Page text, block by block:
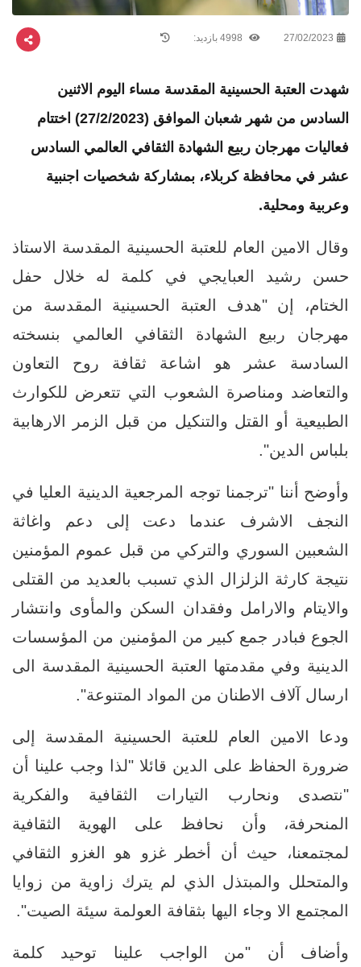
27/02/2023
شهدت العتبة الحسينية المقدسة مساء اليوم الاثنين
السادس من شهر شعبان الموافق (27/2/2023) اختتام
فعاليات مهرجان ربيع الشهادة الثقافي العالمي السادس
عشر في محافظة كربلاء، بمشاركة شخصيات اجنبية
وعربية ومحلية.
وقال الامين العام للعتبة الحسينية المقدسة الاستاذ
حسن رشيد العبايجي في كلمة له خلال حفل
الختام، إن "هدف العتبة الحسينية المقدسة من
مهرجان ربيع الشهادة الثقافي العالمي بنسخته
السادسة عشر هو اشاعة ثقافة روح التعاون
والتعاضد ومناصرة الشعوب التي تتعرض للكوارث
الطبيعية أو القتل والتنكيل من قبل الزمر الارهابية
بلباس الدين".
وأوضح أننا "ترجمنا توجه المرجعية الدينية العليا في
النجف الاشرف عندما دعت إلى دعم واغاثة
الشعبين السوري والتركي من قبل عموم المؤمنين
نتيجة كارثة الزلزال الذي تسبب بالعديد من القتلى
والايتام والارامل وفقدان السكن والمأوى وانتشار
الجوع فبادر جمع كبير من المؤمنين من المؤسسات
الدينية وفي مقدمتها العتبة الحسينية المقدسة الى
ارسال آلاف الاطنان من المواد المتنوعة".
ودعا الامين العام للعتبة الحسينية المقدسة إلى
ضرورة الحفاظ على الدين قائلا "لذا وجب علينا أن
"نتصدى ونحارب التيارات الثقافية والفكرية
المنحرفة، وأن نحافظ على الهوية الثقافية
لمجتمعنا، حيث أن أخطر غزو هو الغزو الثقافي
والمتحلل والمبتذل الذي لم يترك زاوية من زوايا
المجتمع الا وجاء اليها بثقافة العولمة سيئة الصيت".
وأضاف أن "من الواجب علينا توحيد كلمة